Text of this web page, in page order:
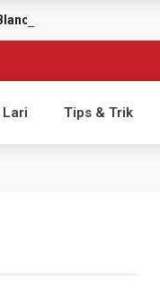
2026
Lari Tips & Trik